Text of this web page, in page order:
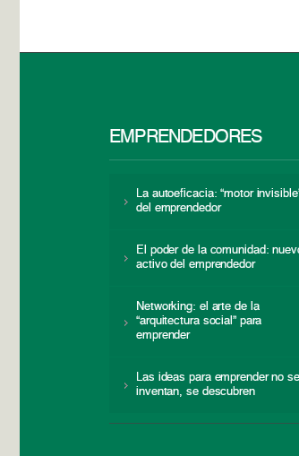
EMPRENDEDORES
La autoeficacia: “motor
del emprendedor
El poder de la comunidad:
activo del emprendedor
Networking: el arte de la
“arquitectura social” para
emprender
Las ideas para emprender no se
inventan, se descubren